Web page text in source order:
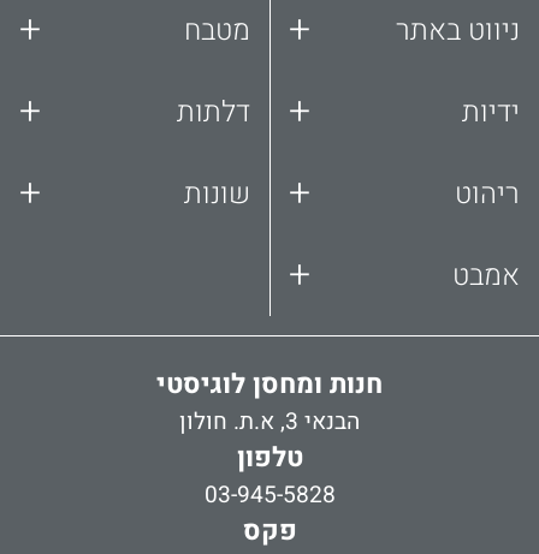
ניווט באתר +
ידיות +
ריהוט +
אמבט +
מטבח +
דלתות +
שונות +
חנות ומחסן לוגיסטי
הבנאי 3, א.ת. חולון
טלפון
03-945-5828
פקס